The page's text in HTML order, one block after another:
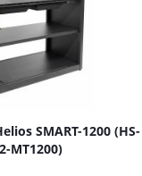
SMART-1200 (HS-
MT1200)